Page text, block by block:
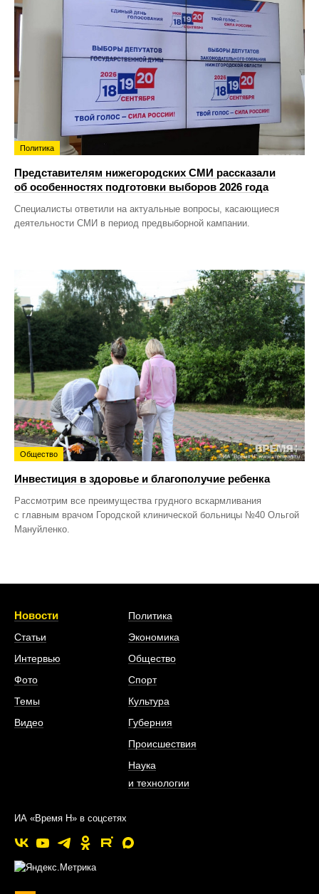
Политика
Представителям нижегородских СМИ рассказали
об особенностях подготовки выборов 2026 года
Специалисты ответили на актуальные вопросы, касающиеся
деятельности СМИ в период предвыборной кампании.
Общество
Инвестиция в здоровье и благополучие ребенка
Рассмотрим все преимущества грудного вскармливания
с главным врачом Городской клинической больницы №40 Ольгой
Мануйленко.
Новости
Статьи
Интервью
Фото
Темы
Видео
Политика
Экономика
Общество
Спорт
Культура
Губерния
Происшествия
Наука
и технологии
ИА «Время Н» в соцсетях